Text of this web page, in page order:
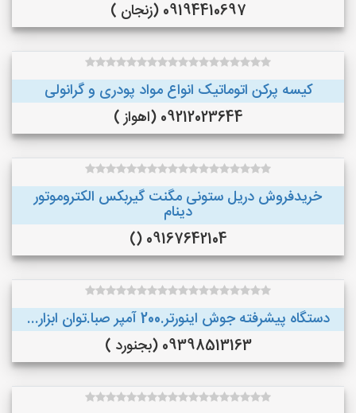
09194410697 (زنجان )
کیسه پرکن اتوماتیک انواع مواد پودری و گرانولی
09212023644 (اهواز )
خریدفروش دریل ستونی مگنت گیربکس الکتروموتور
دینام
09167642104 ()
دستگاه پیشرفته جوش اینورتر.200 آمپر صبا.توان ابزار...
09398513163 (بجنورد )